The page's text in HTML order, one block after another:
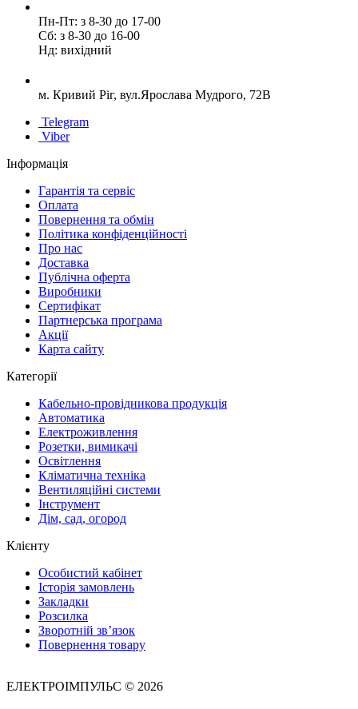
Пн-Пт: з 8-30 до 17-00
Сб: з 8-30 до 16-00
Нд: вихідний
м. Кривий Ріг, вул.Ярослава Мудрого, 72В
Telegram
Viber
Інформація
Гарантія та сервіс
Оплата
Повернення та обмін
Політика конфіденційності
Про нас
Доставка
Публічна оферта
Виробники
Сертифікат
Партнерська програма
Акції
Карта сайту
Категорії
Кабельно-провідникова продукція
Автоматика
Електроживлення
Розетки, вимикачі
Освітлення
Кліматична техніка
Вентиляційні системи
Інструмент
Дім, сад, огород
Клієнту
Особистий кабінет
Історія замовлень
Закладки
Розсилка
Зворотній зв’язок
Повернення товару
ЕЛЕКТРОІМПУЛЬС © 2026